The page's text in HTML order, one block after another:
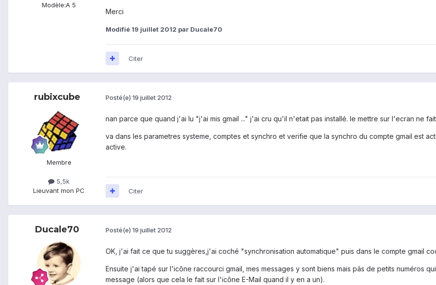
Modèle:A 5
Merci
Modifié 19 juillet 2012 par Ducale70
Citer
rubixcube
Membre
5,5k
Lieuvant mon PC
Posté(e) 19 juillet 2012
nan parce que quand j'ai lu "j'ai mis gmail ..." j'ai cru qu'il n'etait pas installé. le mettre sur l'ecran ne
va dans les parametres systeme, comptes et synchro et verifie que la synchro du compte gmail est
active.
Citer
Ducale70 Posté(e) 19 juillet 2012
OK, j'ai fait ce que tu suggères,j'ai coché "synchronisation automatique" puis dans le compte gmail
Ensuite j'ai tapé sur l'icône raccourci gmail, mes messages y sont biens mais pâs de petits numéros
message (alors que cela le fait sur l'icône E-Mail quand il y en a un).